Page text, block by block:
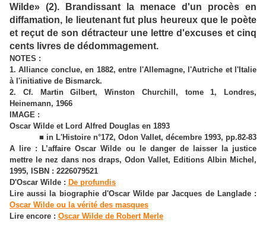
Wilde» (2). Brandissant la menace d'un procès en
diffamation, le lieutenant fut plus heureux que le poète
et reçut de son détracteur une lettre d'excuses et cinq
cents livres de dédommagement.
NOTES :
1. Alliance conclue, en 1882, entre l'Allemagne, l'Autriche et l'Italie
à l'initiative de Bismarck.
2. Cf. Martin Gilbert, Winston Churchill, tome 1, Londres,
Heinemann, 1966
IMAGE :
Oscar Wilde et Lord Alfred Douglas en 1893
■ in L'Histoire n°172, Odon Vallet, décembre 1993, pp.82-83
A lire :
L’affaire Oscar Wilde ou le danger de laisser la justice
mettre le nez dans nos draps, Odon Vallet, Editions Albin Michel,
1995, ISBN : 2226079521
D'Oscar Wilde : De profundis
Lire aussi la biographie d'Oscar Wilde par Jacques de Langlade :
Oscar Wilde ou la vérité des masques
Lire encore : Oscar Wilde de Robert Merle